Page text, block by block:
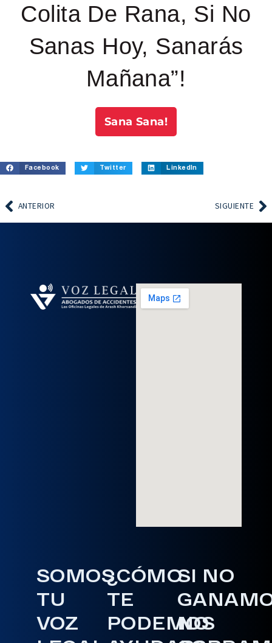
Colita De Rana, Si No
Sanas Hoy, Sanarás
Mañana”!
Sana Sana!
Facebook Twitter LinkedIn
ANTERIOR SIGUIENTE
SOMOS
TU
VOZ
¿CÓMO
TE
PODEMOS
SI NO
NO